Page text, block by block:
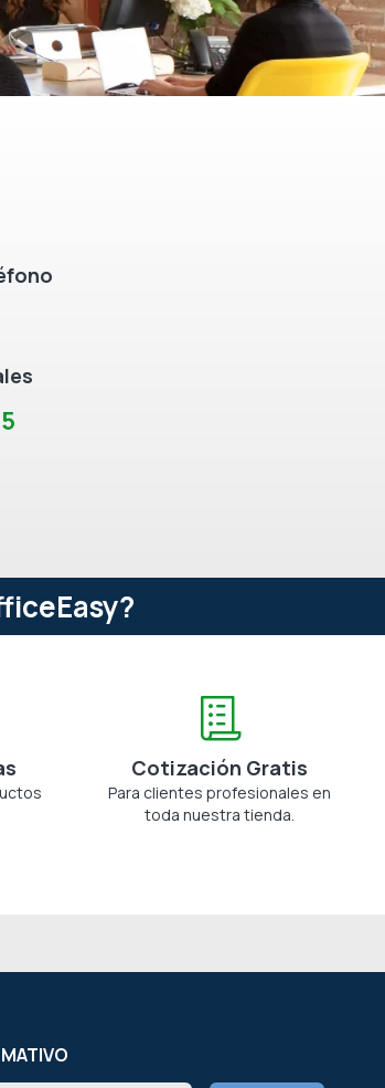
Cotización Gratis
Para clientes profesionales en
toda nuestra tienda.